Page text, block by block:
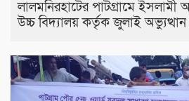
লালমনিরহাটের পাটগ্রামে ইসলামী
উচ্চ বিদ্যালয় কর্তৃক জুলাই